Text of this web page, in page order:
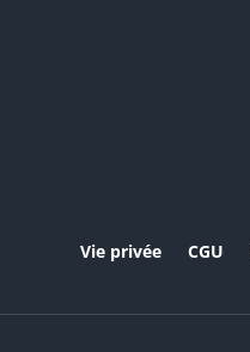
Vie privée CGU